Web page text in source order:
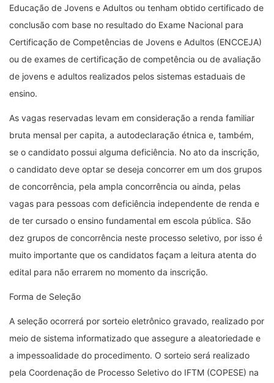
Educação de Jovens e Adultos ou tenham obtido certificado de
conclusão com base no resultado do Exame Nacional para
Certificação de Competências de Jovens e Adultos (ENCCEJA)
ou de exames de certificação de competência ou de avaliação
de jovens e adultos realizados pelos sistemas estaduais de
ensino.
As vagas reservadas levam em consideração a renda familiar
bruta mensal per capita, a autodeclaração étnica e, também,
se o candidato possui alguma deficiência. No ato da inscrição,
o candidato deve optar se deseja concorrer em um dos grupos
de concorrência, pela ampla concorrência ou ainda, pelas
vagas para pessoas com deficiência independente de renda e
de ter cursado o ensino fundamental em escola pública. São
dez grupos de concorrência neste processo seletivo, por isso é
muito importante que os candidatos façam a leitura atenta do
edital para não errarem no momento da inscrição.
Forma de Seleção
A seleção ocorrerá por sorteio eletrônico gravado, realizado por
meio de sistema informatizado que assegure a aleatoriedade e
a impessoalidade do procedimento. O sorteio será realizado
pela Coordenação de Processo Seletivo do IFTM (COPESE) na